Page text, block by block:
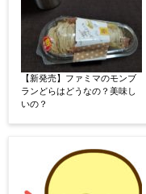
【新発売】ファミマのモンブ
ランどらはどうなの？美味し
いの？